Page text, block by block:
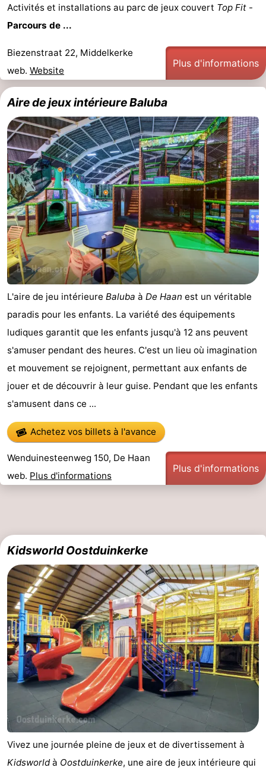
côte
-
Nature
Het
Zwin
-
Knokke-
Heist
-
Zeebrugge
-
Blankenberge
-
Wenduine
-
Le
Coq
-
Bredene
-
Middelkerke
-
Westende
-
Nieuport
-
Oostduinkerke
-
Koksijde
La
-
Westhoek
Contact
Activités et installations au parc de jeux couvert Top Fit -
Parcours de ...
Biezenstraat 22, Middelkerke
web. Website
Plus d'informations
Aire de jeux intérieure Baluba
L'aire de jeu intérieure Baluba à De Haan est un véritable
paradis pour les enfants. La variété des équipements
ludiques garantit que les enfants jusqu'à 12 ans peuvent
s'amuser pendant des heures. C'est un lieu où imagination
et mouvement se rejoignent, permettant aux enfants de
jouer et de découvrir à leur guise. Pendant que les enfants
s'amusent dans ce ...
Achetez vos billets à l'avance
Wenduinesteenweg 150, De Haan
web. Plus d'informations
Plus d'informations
Kidsworld Oostduinkerke
Vivez une journée pleine de jeux et de divertissement à
Kidsworldà Oostduinkerke, une aire de jeux intérieure qui